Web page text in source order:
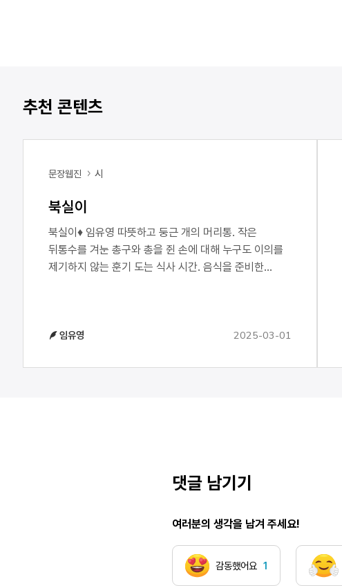
추천 콘텐츠
문장웹진 시
북실이
북실이♦ 임유영 따뜻하고 둥근 개의 머리통. 작은
뒤통수를 겨눈 총구와 총을 쥔 손에 대해 누구도 이의를
제기하지 않는 훈기 도는 식사 시간. 음식을 준비한
“음식을 마련한 두 손에 축복을.” 개는 뜨거운 콧김을
작은 불꽃들과 굉장한 어둠. 결코 쉬지 않는 코와 모든
임유영 2025-03-01
댓글 남기기
여러분의 생각을 남겨 주세요!
감동했어요 1